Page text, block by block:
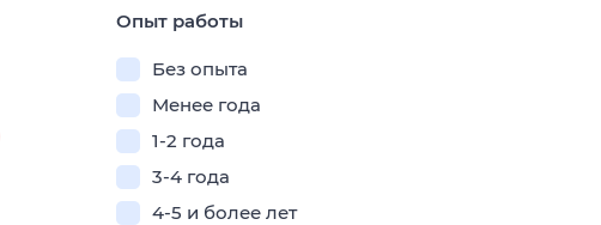
Опыт работы
Без опыта
Менее года
1-2 года
3-4 года
4-5 и более лет